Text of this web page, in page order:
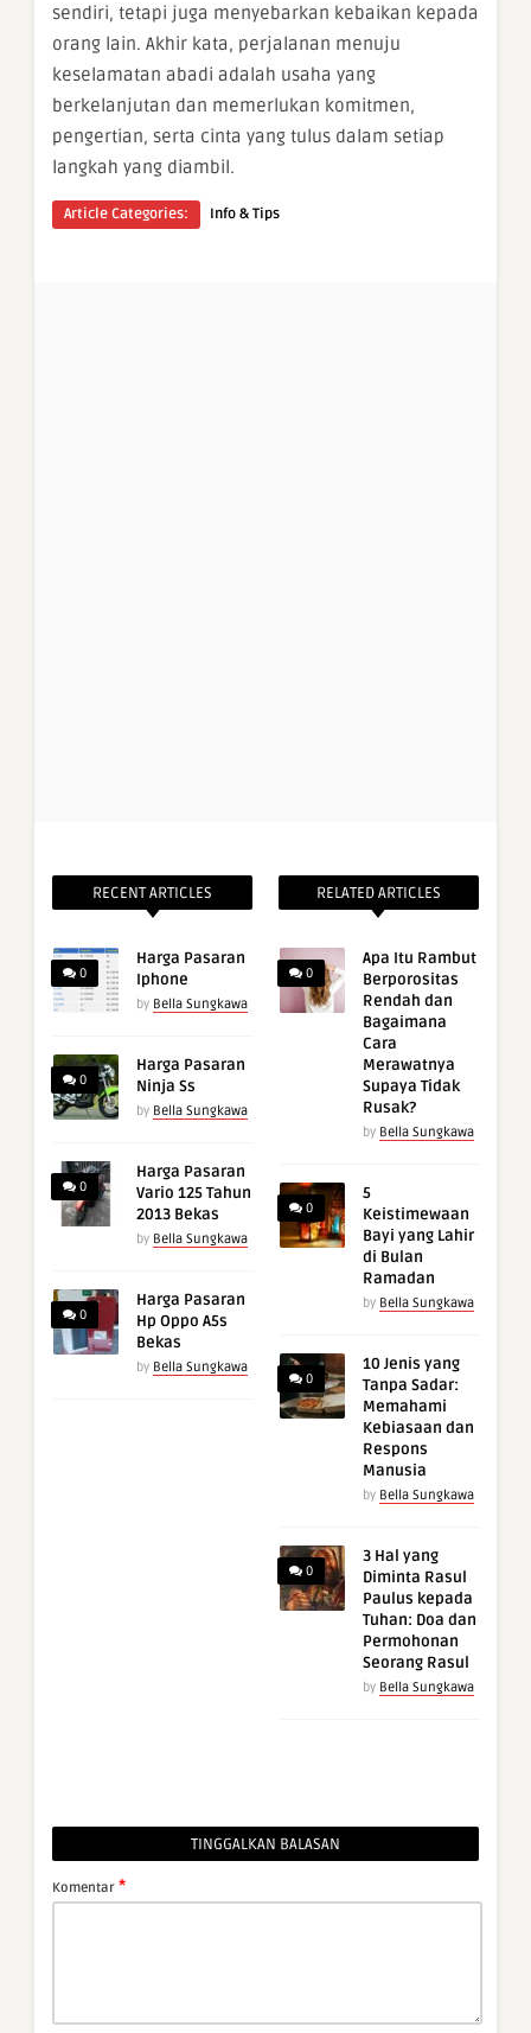
sendiri, tetapi juga menyebarkan kebaikan kepada
orang lain. Akhir kata, perjalanan menuju
keselamatan abadi adalah usaha yang
berkelanjutan dan memerlukan komitmen,
pengertian, serta cinta yang tulus dalam setiap
langkah yang diambil.
Article Categories: Info & Tips
RECENT ARTICLES
0
Harga Pasaran
Iphone
by Bella Sungkawa
0
Harga Pasaran
Ninja Ss
by Bella Sungkawa
0
Harga Pasaran
Vario 125 Tahun
2013 Bekas
by Bella Sungkawa
0
Harga Pasaran
Hp Oppo A5s
Bekas
by Bella Sungkawa
RELATED ARTICLES
0
Apa Itu Rambut
Berporositas
Rendah dan
Bagaimana
Cara
Merawatnya
Supaya Tidak
Rusak?
by Bella Sungkawa
0
5
Keistimewaan
Bayi yang Lahir
di Bulan
Ramadan
by Bella Sungkawa
0
10 Jenis yang
Tanpa Sadar:
Memahami
Kebiasaan dan
Respons
Manusia
by Bella Sungkawa
0
3 Hal yang
Diminta Rasul
Paulus kepada
Tuhan: Doa dan
Permohonan
Seorang Rasul
by Bella Sungkawa
TINGGALKAN BALASAN
Komentar *